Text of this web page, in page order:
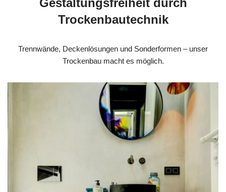
Gestaltungsfreiheit durch
Trockenbautechnik
Trennwände, Deckenlösungen und Sonderformen – unser
Trockenbau macht es möglich.